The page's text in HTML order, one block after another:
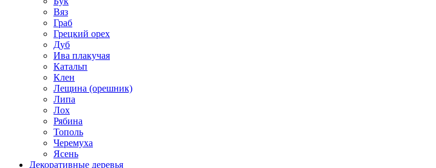
Вяз
Граб
Грецкий орех
Дуб
Ива плакучая
Катальп
Клен
Лещина (орешник)
Липа
Лох
Рябина
Тополь
Черемуха
Ясень
Декоративные деревья